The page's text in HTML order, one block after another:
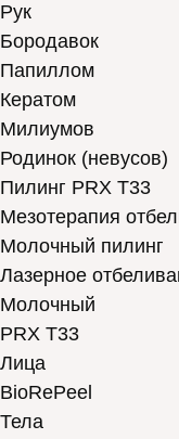
Рук
Бородавок
Папиллом
Кератом
Милиумов
Родинок (невусов)
Пилинг PRX T33
Мезотерапия
Молочный пилинг
Лазерное
Молочный
PRX T33
Лица
BioRePeel
Тела